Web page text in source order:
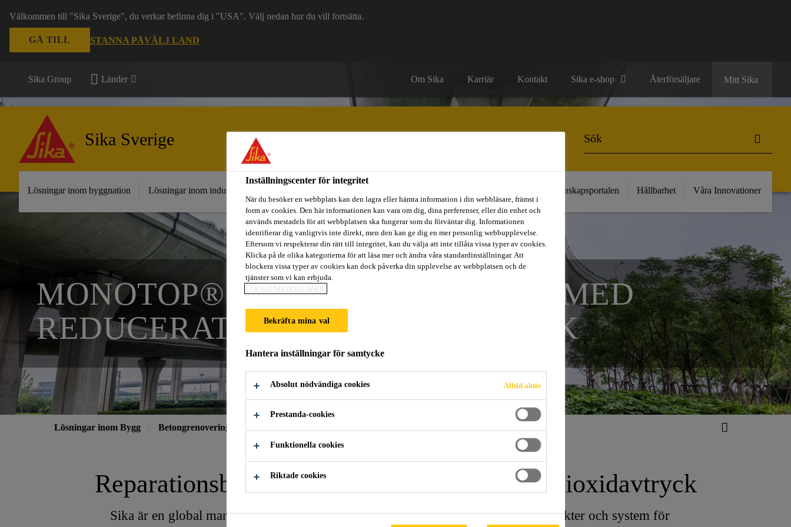
Välkommen till "Sika Sverige", du verkar befinna dig i "USA". Välj nedan hur du vill fortsätta.
GÅ TILL STANNA PÅVÄLJ LAND
Sika Group Länder Om Sika Karriär Kontakt Sika e-shop Återförsäljare Mitt Sika
Sika Sverige
Lösningar inom byggnation Lösningar inom industri Kunskapsportalen Hållbarhet Våra Innovationer
MONOTOP® FAMILJEN - BRUKER MED
REDUCERAT KOLDIOXIDAVTRYCK
Lösningar inom Bygg Betongrenovering
Reparationsbruker som ger ett reducerat koldioxidavtryck
Sika är en global marknadsledare inom utveckling och produktion av specialprodukter och system för
Inställningscenter för integritet
När du besöker en webbplats kan den lagra eller hämta information i din webbläsare, främst i
form av cookies. Den här informationen kan vara om dig, dina preferenser, eller din enhet och
används mestadels för att webbplatsen ska fungerar som du förväntar dig. Informationen
identifierar dig vanligtvis inte direkt, men den kan ge dig en mer personlig webbupplevelse.
Eftersom vi respekterar din rätt till integritet, kan du välja att inte tillåta vissa typer av cookies.
Klicka på de olika kategorierna för att läsa mer och ändra våra standardinställningar. Att
blockera vissa typer av cookies kan dock påverka din upplevelse av webbplatsen och de
tjänster som vi kan erbjuda.
COOKIEMEDDELANDE
Bekräfta mina val
Hantera inställningar för samtycke
Absolut nödvändiga cookies Alltid aktiv
Prestanda-cookies
Funktionella cookies
Riktade cookies